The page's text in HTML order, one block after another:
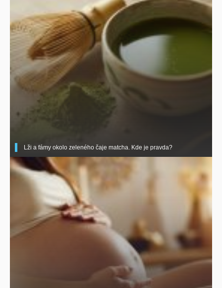
Lži a fámy okolo zeleného čaje matcha. Kde je pravda?